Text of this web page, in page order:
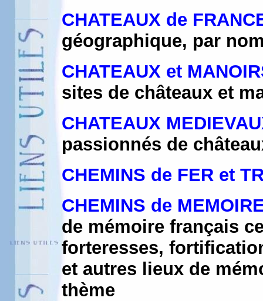
CHATEAUX de
géographique, par
CHATEAUX et
sites de châteaux et
CHATEAUX
passionnés de
CHEMINS de FER et
CHEMINS de
de mémoire français
forteresses,
et autres lieux de
thème